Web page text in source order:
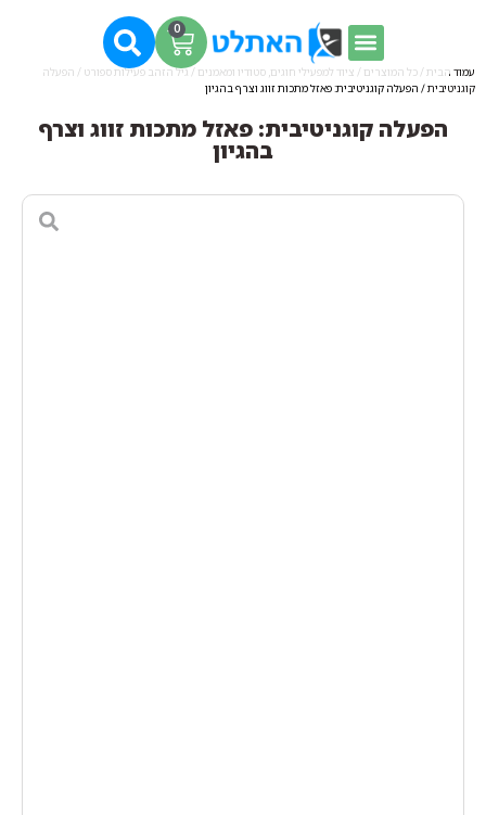
0
עמוד הבית / כל המוצרים / ציוד למפעילי חוגים, סטודיו ומאמנים / גיל הזהב פעילות ספורט / הפעלה
קוגניטיבית/ הפעלה קוגניטיבית: פאזל מתכות זווג וצרף בהגיון
הפעלה קוגניטיבית: פאזל מתכות זווג וצרף
בהגיון